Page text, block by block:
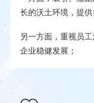
长的沃土环境，提供
另一方面，重视员
企业稳健发展；